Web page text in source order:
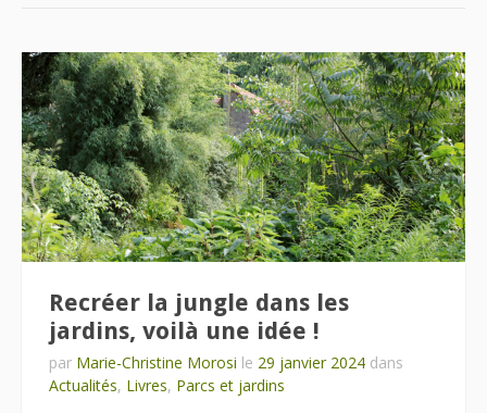
Recréer la jungle dans les
jardins, voilà une idée !
par Marie-Christine Morosi le 29 janvier 2024 dans
Actualités, Livres, Parcs et jardins